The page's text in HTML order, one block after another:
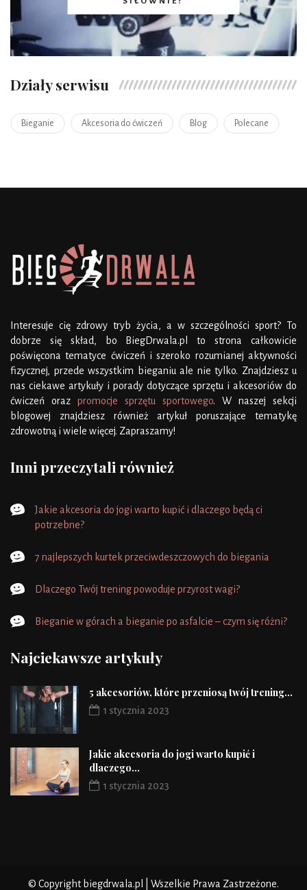
Działy serwisu
Bieganie Akcesoria do ćwiczeń Blog Polecane
Interesuje cię zdrowy tryb życia, a w szczególności sport? To
dobrze się skład, bo BiegDrwala.pl to strona całkowicie
poświęcona tematyce ćwiczeń i szeroko rozumianej aktywności
fizycznej, przede wszystkim bieganiu ale nie tylko. Znajdziesz u
nas ciekawe artykuły i porady dotyczące sprzętu i akcesoriów do
ćwiczeń oraz promocje sprzętu sportowego. W naszej sekcji
blogowej znajdziesz również artykuł poruszające tematykę
zdrowotną i wiele więcej. Zapraszamy!
Inni przeczytali również
Jakie akcesoria do jogi warto kupić i dlaczego będą ci
potrzebne?
7 najlepszych kurtek przeciwdeszczowych do biegania
Dlaczego Twój trening powoduje przyrost wagi?
Bieganie w górach a bieganie po asfalcie – czym się różni?
Najciekawsze artykuły
5 akcesoriów, które przeniosą twój trening...
1 stycznia 2023
Jakie akcesoria do jogi warto kupić i
dlaczego...
1 stycznia 2023
© Copyright biegdrwala.pl | Wszelkie Prawa Zastrzeżone.